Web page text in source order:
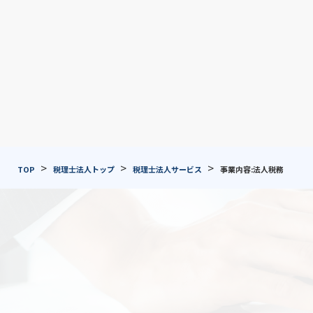
TOP > 税理士法人トップ > 税理士法人サービス > 事業内容:法人税務